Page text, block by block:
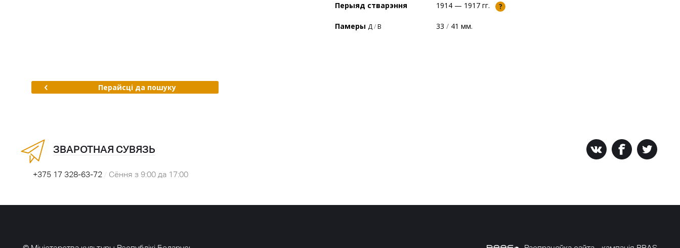
Перыяд стварэння 1914 — 1917 гг. ?
Памеры Д/В 33 / 41 мм.
Перайсці да пошуку
ЗВАРОТНАЯ СУВЯЗЬ
+375 17 328-63-72 / Сёння з 9:00 да 17:00